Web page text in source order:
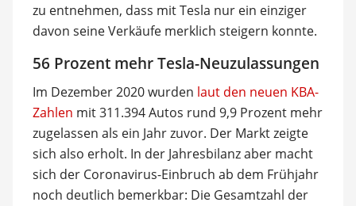
zu entnehmen, dass mit Tesla nur ein einziger
davon seine Verkäufe merklich steigern konnte.
56 Prozent mehr Tesla-Neuzulassungen
Im Dezember 2020 wurden laut den neuen KBA-
Zahlen mit 311.394 Autos rund 9,9 Prozent mehr
zugelassen als ein Jahr zuvor. Der Markt zeigte
sich also erholt. In der Jahresbilanz aber macht
sich der Coronavirus-Einbruch ab dem Frühjahr
noch deutlich bemerkbar: Die Gesamtzahl der